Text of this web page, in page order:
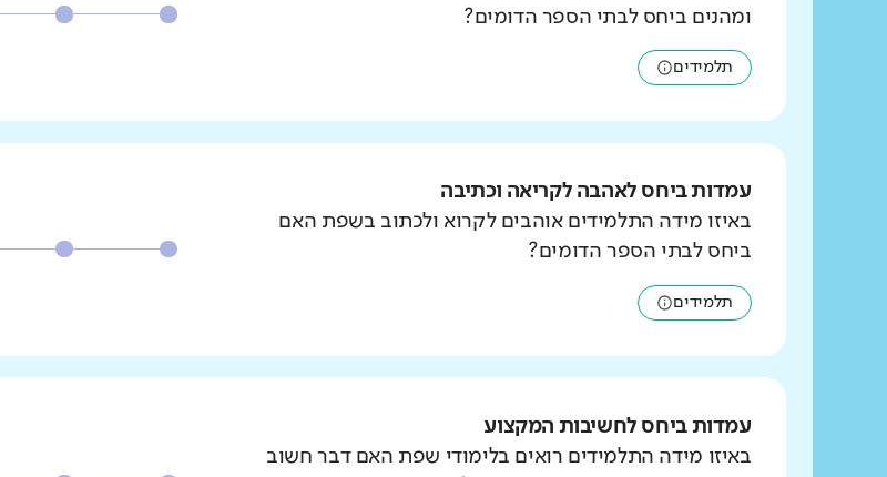
ומהנים ביחס לבתי הספר הדומים?
תלמידים
עמדות ביחס לאהבה לקריאה וכתיבה
באיזו מידה התלמידים אוהבים לקרוא ולכתוב בשפת האם
ביחס לבתי הספר הדומים?
תלמידים
עמדות ביחס לחשיבות המקצוע
באיזו מידה התלמידים רואים בלימודי שפת האם דבר חשוב